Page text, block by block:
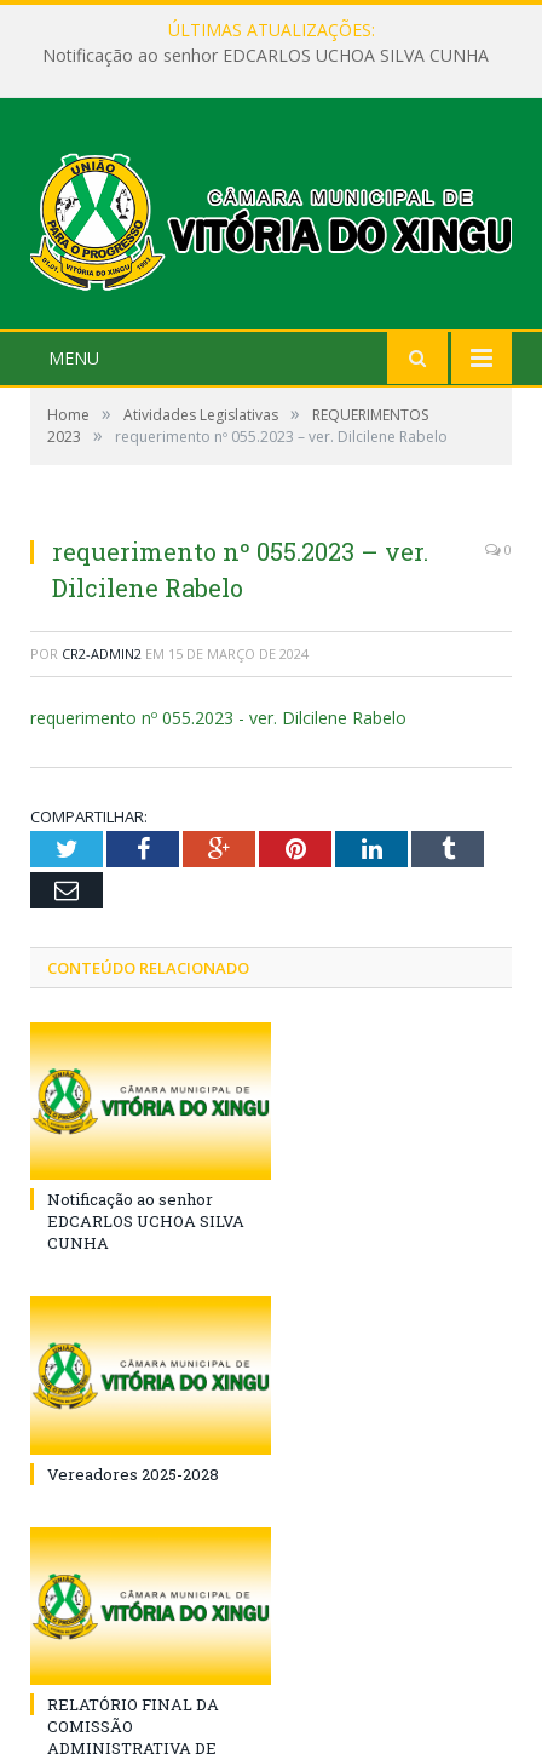
ÚLTIMAS ATUALIZAÇÕES:
Notificação ao senhor EDCARLOS UCHOA SILVA CUNHA
MENU
Home » Atividades Legislativas »
REQUERIMENTOS
2023
» requerimento nº 055.2023 – ver. Dilcilene Rabelo
requerimento nº 055.2023 – ver.
Dilcilene Rabelo
0
POR CR2-ADMIN2 EM 15 DE MARÇO DE 2024
requerimento nº 055.2023 - ver. Dilcilene Rabelo
COMPARTILHAR:
TwitterFacebookGoogle+PinterestLinkedInTumblr
Email
CONTEÚDO RELACIONADO
Notificação ao senhor
EDCARLOS UCHOA SILVA
CUNHA
Vereadores 2025-2028
RELATÓRIO FINAL DA
COMISSÃO
ADMINISTRATIVA DE